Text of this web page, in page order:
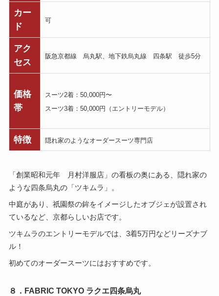
カー
ド
可
アク
セス
阪急京都線 烏丸駅、地下鉄烏丸線 四条駅 徒歩5分
価格
帯
スーツ2着：50,000円〜
スーツ3着：50,000円（エントリーモデル）
特徴 隠れ家のようなオーダースーツ専門店
「創業昭和元年 月村洋服店」の看板の奥にある、隠れ家の
ような四条烏丸の「ツキムラ」。
中庭があり、祇園祭の鉾をイメージしたオブジェが設置され
ているなど、京都らしいお店です。
ツキムラのエントリーモデルでは、3着5万円などリーズナブ
ル！
初めてのオーダースーツにはおすすめです。
８．FABRIC TOKYO ラクエ四条烏丸